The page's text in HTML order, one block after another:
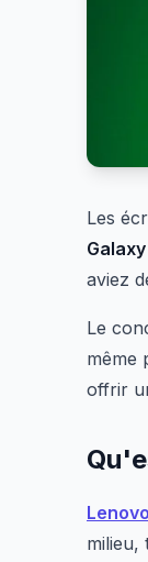
Les
aviez
Le
même
offrir
Lenovo
milieu,